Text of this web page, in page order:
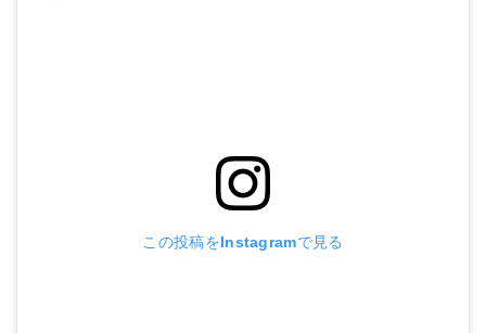
この投稿をInstagramで見る